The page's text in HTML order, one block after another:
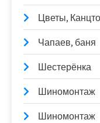
Цветы,
Чапаев, баня
Шестерёнка
Шиномонтаж
Шиномонтаж